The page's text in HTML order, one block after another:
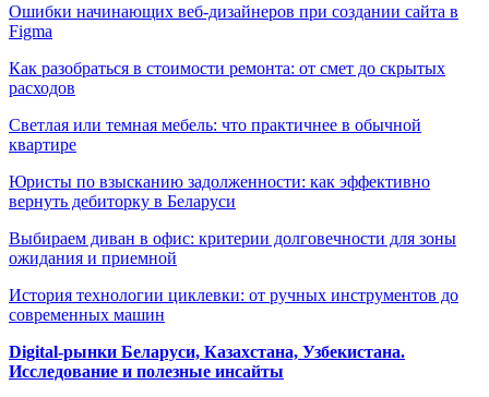
Ошибки начинающих веб-дизайнеров при создании сайта в
Figma
Как разобраться в стоимости ремонта: от смет до скрытых
расходов
Светлая или темная мебель: что практичнее в обычной
квартире
Юристы по взысканию задолженности: как эффективно
вернуть дебиторку в Беларуси
Выбираем диван в офис: критерии долговечности для зоны
ожидания и приемной
История технологии циклевки: от ручных инструментов до
современных машин
Digital-рынки Беларуси, Казахстана, Узбекистана.
Исследование и полезные инсайты